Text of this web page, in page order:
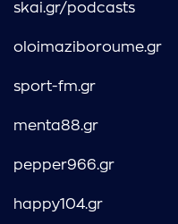
skai.gr/podcasts
oloimaziboroume.gr
sport-fm.gr
menta88.gr
pepper966.gr
happy104.gr